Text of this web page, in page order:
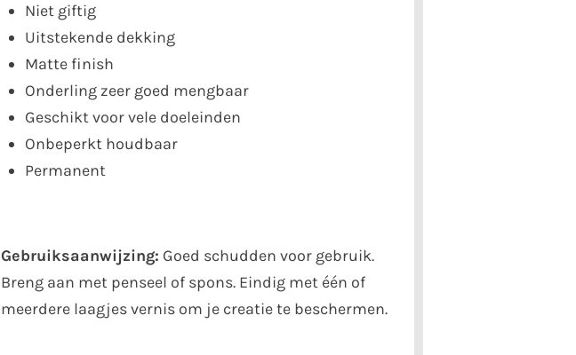
Niet giftig
Uitstekende dekking
Matte finish
Onderling zeer goed mengbaar
Geschikt voor vele doeleinden
Onbeperkt houdbaar
Permanent
Gebruiksaanwijzing: Goed schudden voor gebruik.
Breng aan met penseel of spons. Eindig met één of
meerdere laagjes vernis om je creatie te beschermen.